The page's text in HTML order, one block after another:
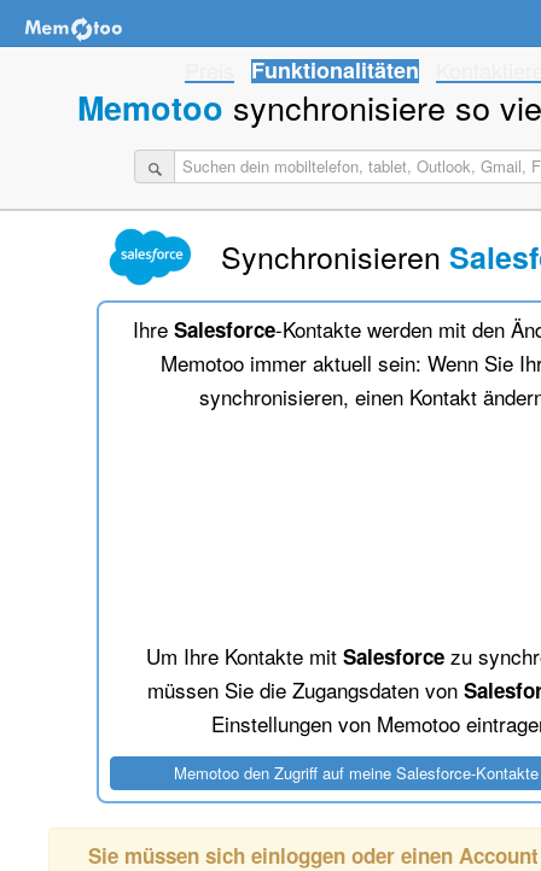
Funktionalitäten
Memotoo synchronisiere so
Synchronisieren
Ihre Salesforce-Kontakte werden mit den
Memotoo immer aktuell sein: Wenn Sie
synchronisieren, einen Kontakt
Um Ihre Kontakte mit Salesforcezu
müssen Sie die Zugangsdaten von
Einstellungen von Memotoo
Sie müssen sich einloggen oder einen